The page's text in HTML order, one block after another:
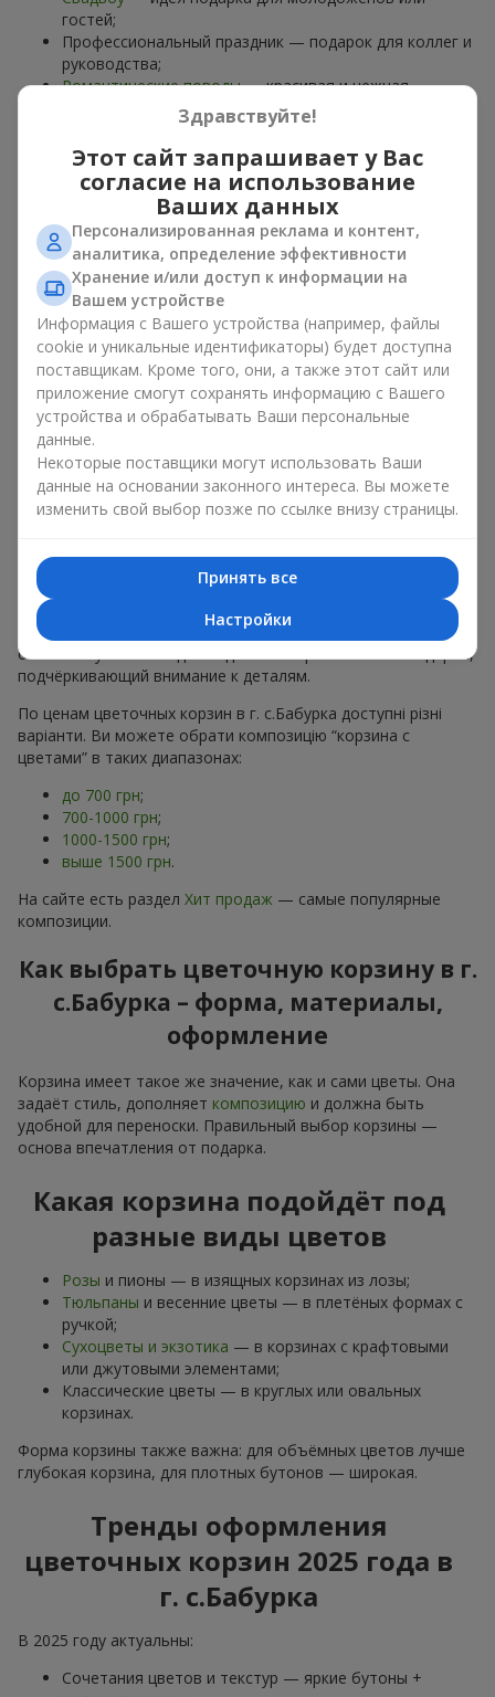
гостей;
Профессиональный праздник — подарок для коллег и
руководства;
Романтические поводы— красивая и нежная
Корпоративные события— подарок деловому
партнёру.
Цветочная корзина — универсальный подарок для любого
возраста. Стильные ручные композиции позволяют
передать любые эмоции: благодарность, восхищение,
поддержку,любовь
Виды цветочных корзин в г.
с.Бабурка : классика,
романтика, минимализм
Ассортимент цветочных корзин наflowers.uaвключает
варианты на любой вкус:
Классические композиции— сочетанияроз, лилий,
хризантемв строгих формах;
Минималистичные решения— натуральные формы,
акцент на цвет или текстуру.
Есть также
VIP-композиции— роскошные корзины для
особых случаев. Каждое изделие — оригинальный подарок,
подчёркивающий внимание к деталям.
По ценам цветочных корзин в г. с.Бабурка доступні різні
варіанти. Ви можете обрати композицію “корзина с
цветами” в таких диапазонах:
до 700 грн;
700-1000 грн;
1000-1500 грн;
выше 1500 грн.
На сайте есть раздел Хит продаж — самые популярные
композиции.
Как выбрать цветочную корзину в г.
с.Бабурка – форма, материалы,
оформление
Корзина имеет такое же значение, как и сами цветы. Она
задаёт стиль, дополняет композицию и должна быть
удобной для переноски. Правильный выбор корзины —
основа впечатления от подарка.
Какая корзина подойдёт под
разные виды цветов
Розы и пионы — в изящных корзинах из лозы;
Тюльпаны и весенние цветы — в плетёных формах с
ручкой;
Сухоцветы и экзотика — в корзинах с крафтовыми
или джутовыми элементами;
Классические цветы — в круглых или овальных
корзинах.
Форма корзины также важна: для объёмных цветов лучше
глубокая корзина, для плотных бутонов — широкая.
Тренды оформления
цветочных корзин 2025 года в
г. с.Бабурка
В 2025 году актуальны:
Сочетания цветов и текстур — яркие бутоны +
Здравствуйте!
Этот сайт запрашивает у Вас
согласие на использование
Ваших данных
Персонализированная реклама и контент,
аналитика, определение эффективности
Хранение и/или доступ к информации на
Вашем устройстве
Информация с Вашего устройства (например, файлы
cookie и уникальные идентификаторы) будет доступна
поставщикам. Кроме того, они, а также этот сайт или
приложение смогут сохранять информацию с Вашего
устройства и обрабатывать Ваши персональные
данные.
Некоторые поставщики могут использовать Ваши
данные на основании законного интереса. Вы можете
изменить свой выбор позже по ссылке внизу страницы.
Принять все
Настройки